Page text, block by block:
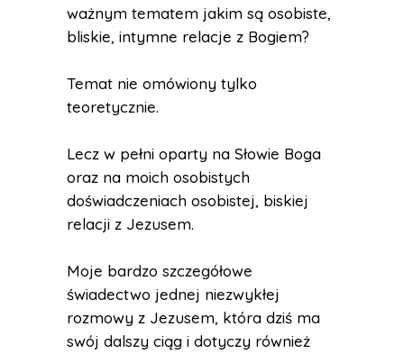
ważnym tematem jakim są osobiste,
bliskie, intymne relacje z Bogiem?
Temat nie omówiony tylko
teoretycznie.
Lecz w pełni oparty na Słowie Boga
oraz na moich osobistych
doświadczeniach osobistej, biskiej
relacji z Jezusem.
Moje bardzo szczegółowe
świadectwo jednej niezwykłej
rozmowy z Jezusem, która dziś ma
swój dalszy ciąg i dotyczy również